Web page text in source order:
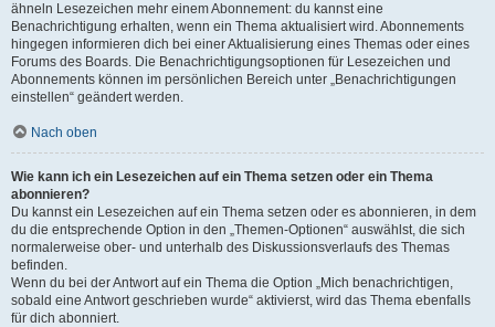
ähneln Lesezeichen mehr einem Abonnement: du kannst eine
Benachrichtigung erhalten, wenn ein Thema aktualisiert wird. Abonnements
hingegen informieren dich bei einer Aktualisierung eines Themas oder eines
Forums des Boards. Die Benachrichtigungsoptionen für Lesezeichen und
Abonnements können im persönlichen Bereich unter „Benachrichtigungen
einstellen“ geändert werden.
Nach oben
Wie kann ich ein Lesezeichen auf ein Thema setzen oder ein Thema
abonnieren?
Du kannst ein Lesezeichen auf ein Thema setzen oder es abonnieren, in dem
du die entsprechende Option in den „Themen-Optionen“ auswählst, die sich
normalerweise ober- und unterhalb des Diskussionsverlaufs des Themas
befinden.
Wenn du bei der Antwort auf ein Thema die Option „Mich benachrichtigen,
sobald eine Antwort geschrieben wurde“ aktivierst, wird das Thema ebenfalls
für dich abonniert.